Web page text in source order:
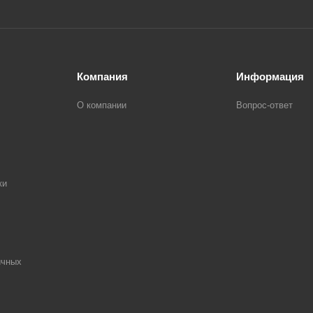
Компания
О компании
Информация
Вопрос-ответ